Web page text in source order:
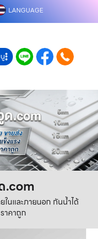
LANGUAGE
.com
ในและภายนอก กันน้ำได้
าคาถูก